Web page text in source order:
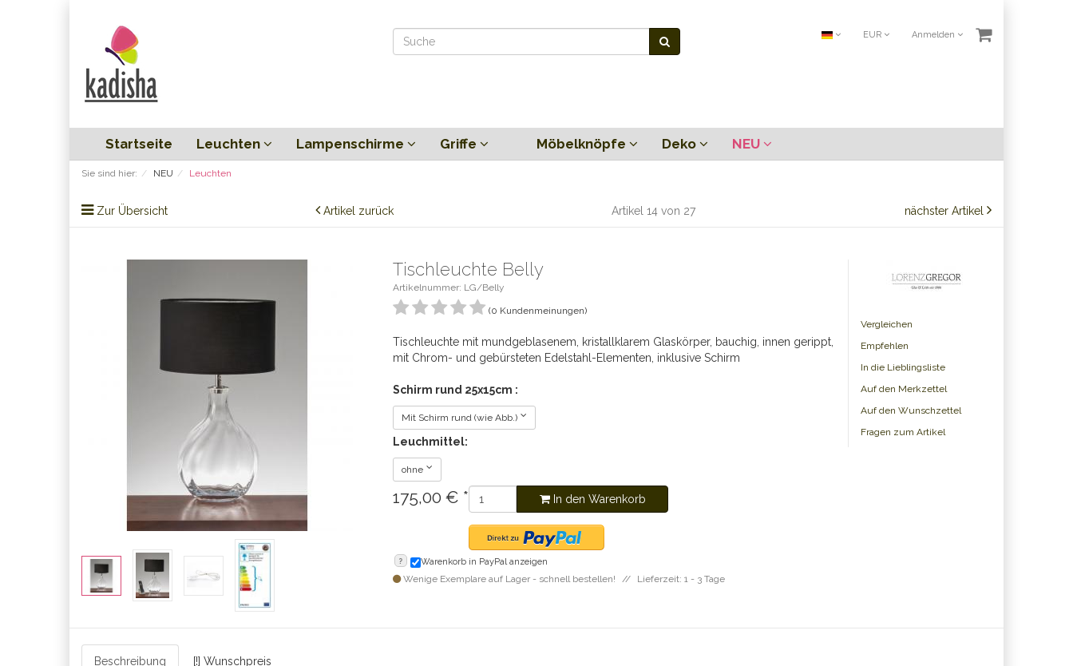
EUR Anmelden
Startseite Leuchten Lampenschirme Griffe Möbelknöpfe Deko NEU
Sie sind hier: NEU Leuchten
Zur Übersicht Artikel zurück Artikel 14 von 27 nächster Artikel
Tischleuchte Belly
Artikelnummer: LG/Belly
(0 Kundenmeinungen)
Tischleuchte mit mundgeblasenem, kristallklarem Glaskörper, bauchig, innen gerippt,
mit Chrom- und gebürsteten Edelstahl-Elementen, inklusive Schirm
Schirm rund 25x15cm :
Mit Schirm rund (wie Abb.)
Leuchmittel:
ohne
175,00 € * In den Warenkorb
? Warenkorb in PayPal anzeigen
Wenige Exemplare auf Lager - schnell bestellen! Lieferzeit: 1 - 3 Tage
Vergleichen
Empfehlen
In die Lieblingsliste
Auf den Merkzettel
Auf den Wunschzettel
Fragen zum Artikel
Beschreibung [!] Wunschpreis